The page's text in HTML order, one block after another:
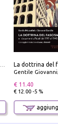
Gentile
€ 11.40
€ 12.00 -5 %